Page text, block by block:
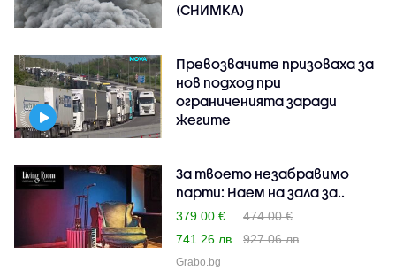
(СНИМКА)
Превозвачите призоваха за
нов подход при
ограниченията заради
жегите
За твоето незабравимо
парти: Наем на зала за..
379.00 €
474.00 €
741.26 лв
927.06 лв
Grabo.bg